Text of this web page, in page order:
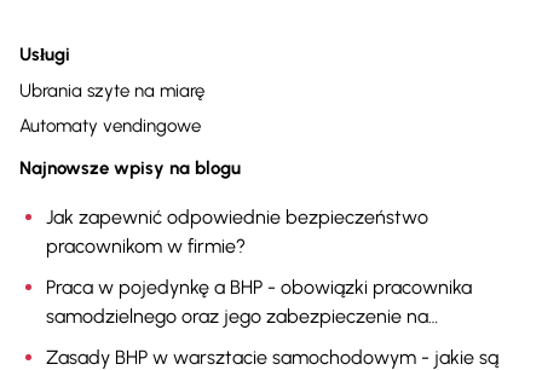
Usługi
Ubrania szyte na miarę
Automaty vendingowe
Najnowsze wpisy na blogu
Jak zapewnić odpowiednie bezpieczeństwo
pracownikom w firmie?
Praca w pojedynkę a BHP - obowiązki pracownika
samodzielnego oraz jego zabezpieczenie na
stanowisku pracy
Zasady BHP w warsztacie samochodowym - jakie są